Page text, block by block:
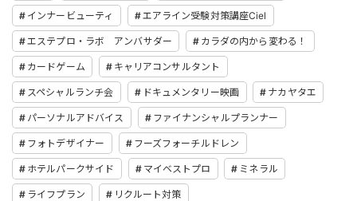
インナービューティ エアライン受験対策講座Ciel
エステプロ・ラボ アンバサダー カラダの内から変わる！
カードゲーム キャリアコンサルタント
スペシャルランチ会 ドキュメンタリー映画 ナカヤタエ
パーソナルアドバイス ファイナンシャルプランナー
フォトデザイナー フーズフォーチルドレン
ホテルパークサイド マイベストプロ ミネラル
ライフプラン リクルート対策